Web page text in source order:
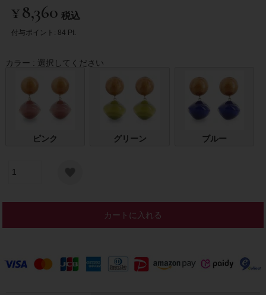
¥8,360 税込
付与ポイント: 84 Pt.
カラー 選択してください
ピンク グリーン ブルー
カートに入れる